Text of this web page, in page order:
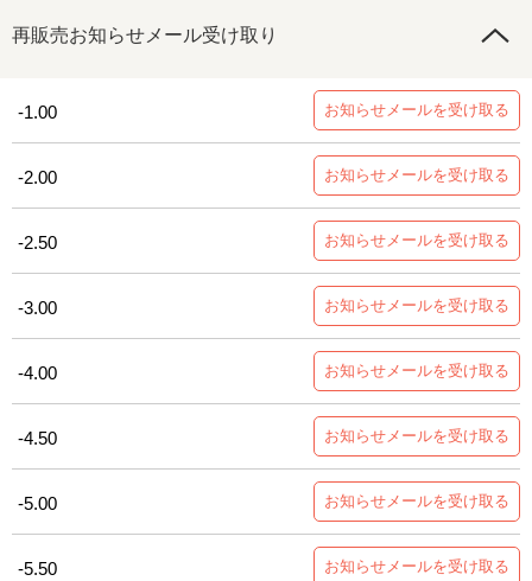
再販売お知らせメール受け取り
-1.00 お知らせメールを受け取る
-2.00 お知らせメールを受け取る
-2.50 お知らせメールを受け取る
-3.00 お知らせメールを受け取る
-4.00 お知らせメールを受け取る
-4.50 お知らせメールを受け取る
-5.00 お知らせメールを受け取る
-5.50 お知らせメールを受け取る